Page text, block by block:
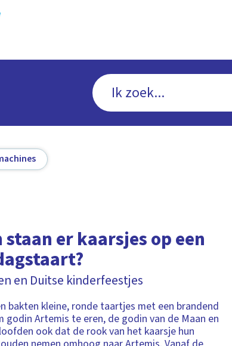
er kaarsjes op een
en Duitse kinderfeestjes
bakten kleine, ronde taartjes met een brandend
godin Artemis te eren, de godin van de Maan en
ook dat de rook van het kaarsje hun